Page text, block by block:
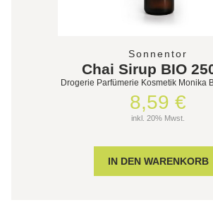
Sonnentor
Chai Sirup BIO
Drogerie Parfümerie Kosmetik Monika
8,59 €
inkl. 20% Mwst.